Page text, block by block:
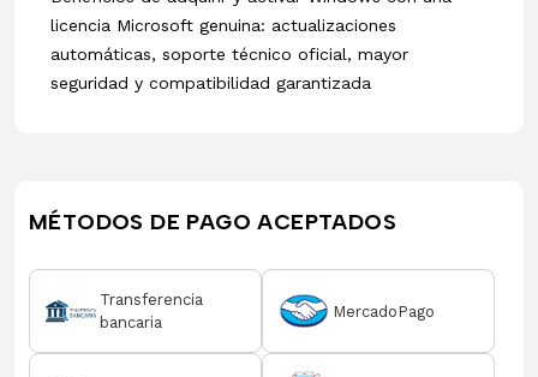
licencia Microsoft genuina: actualizaciones
automáticas, soporte técnico oficial, mayor
seguridad y compatibilidad garantizada
MÉTODOS DE PAGO ACEPTADOS
Transferencia
bancaria
MercadoPago